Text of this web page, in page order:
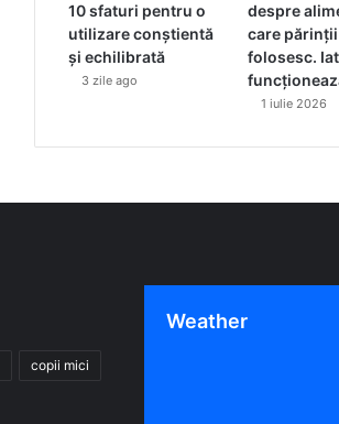
10 sfaturi pentru o
utilizare conștientă
și echilibrată
3 zile ago
despre
care
folosesc.
1 iulie 2026
copii mici
Weather